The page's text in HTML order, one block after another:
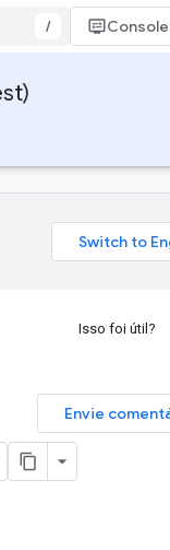
/ Console
Isso foi útil?
Envie